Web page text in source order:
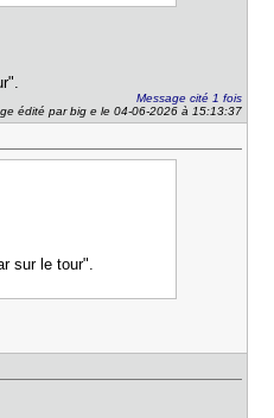
Message cité 1 fois
édité par big e le 04-06-2026 à 15:13:37
sur le tour".